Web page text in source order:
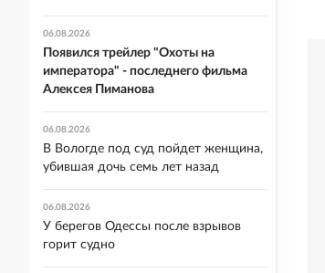
06.08.2026
Появился трейлер "Охоты на
императора" - последнего фильма
Алексея Пиманова
06.08.2026
В Вологде под суд пойдет женщина,
убившая дочь семь лет назад
06.08.2026
У берегов Одессы после взрывов
горит судно